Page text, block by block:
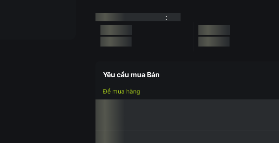
:
Yêu cầu mua Bán
Để mua hàng